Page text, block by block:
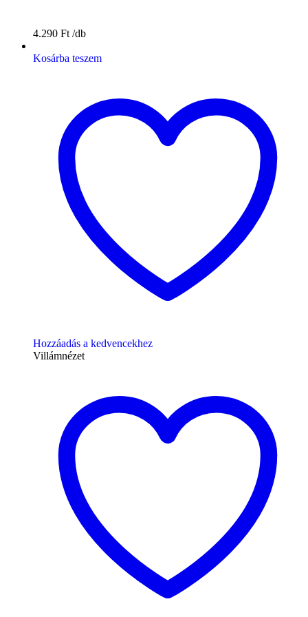
4.290 Ft
Kosárba teszem
Hozzáadás a kedvencekhez
Villámnézet